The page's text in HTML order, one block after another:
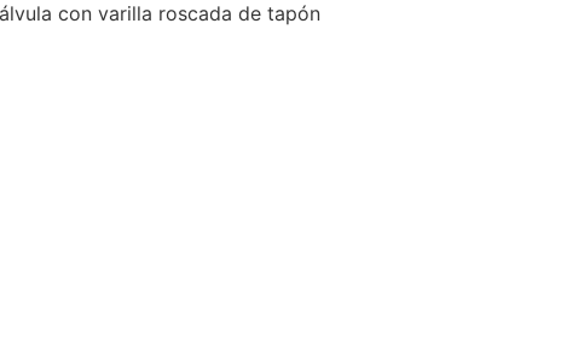
con varilla roscada de tapón